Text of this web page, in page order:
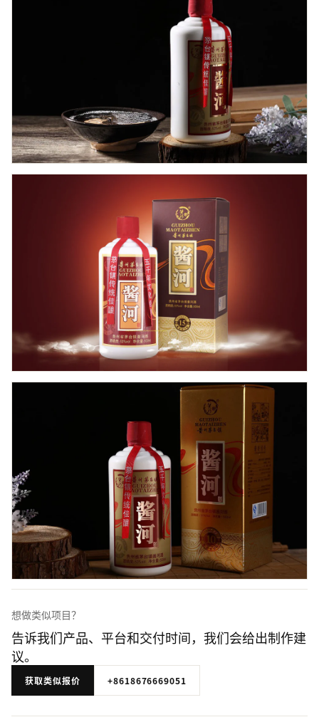
想做类似项目？
告诉我们产品、平台和交付时间，我们会给出制作建
议。
获取类似报价 +8618676669051